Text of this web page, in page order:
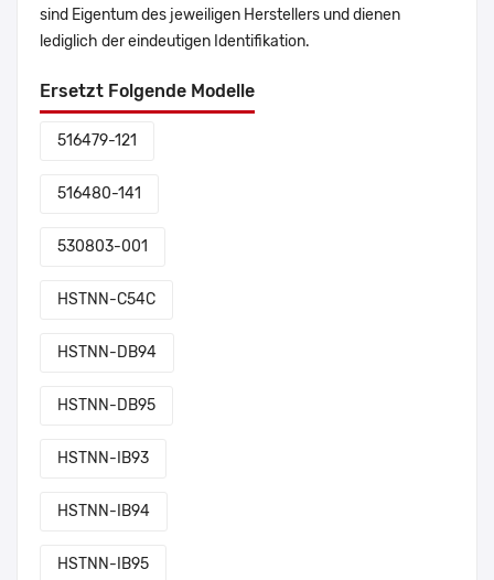
sind Eigentum des jeweiligen Herstellers und dienen
lediglich der eindeutigen Identifikation.
Ersetzt Folgende Modelle
516479-121
516480-141
530803-001
HSTNN-C54C
HSTNN-DB94
HSTNN-DB95
HSTNN-IB93
HSTNN-IB94
HSTNN-IB95